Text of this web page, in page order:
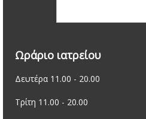
Ωράριο ιατρείου
Δευτέρα 11.00 - 20.00
Τρίτη 11.00 - 20.00